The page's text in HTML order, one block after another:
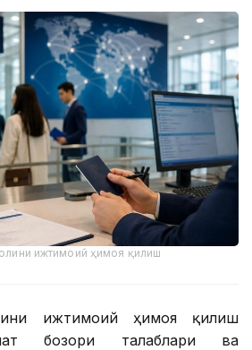
ижтимоий ҳимоя қилиш
ижтимоий ҳимоя қилиш
бозори талаблари ва